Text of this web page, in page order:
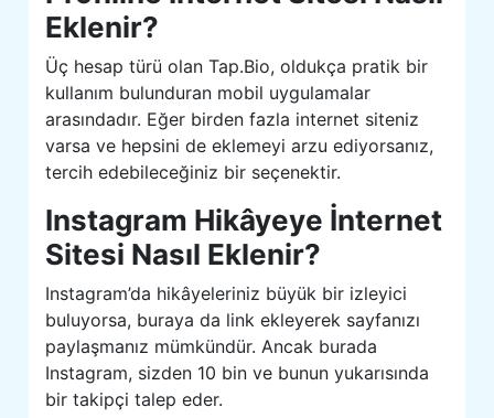
Eklenir?
Üç hesap türü olan Tap.Bio, oldukça pratik bir
kullanım bulunduran mobil uygulamalar
arasındadır. Eğer birden fazla internet siteniz
varsa ve hepsini de eklemeyi arzu ediyorsanız,
tercih edebileceğiniz bir seçenektir.
Instagram Hikâyeye İnternet
Sitesi Nasıl Eklenir?
Instagram’da hikâyeleriniz büyük bir izleyici
buluyorsa, buraya da link ekleyerek sayfanızı
paylaşmanız mümkündür. Ancak burada
Instagram, sizden 10 bin ve bunun yukarısında
bir takipçi talep eder.